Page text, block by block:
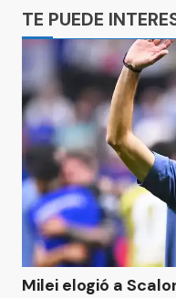
TE PUEDE
Milei elogió a